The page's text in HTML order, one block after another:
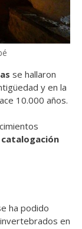
se hallaron
y en la
10.000 años.
catalogación
ha podido
en